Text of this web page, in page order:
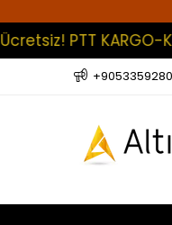
KARGO-